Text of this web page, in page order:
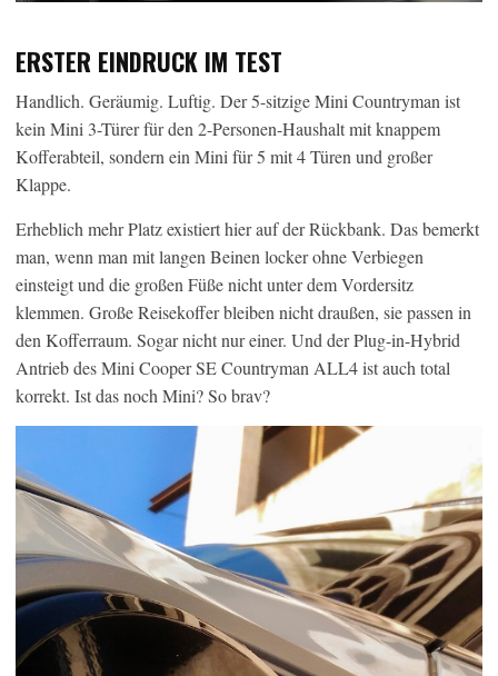
ERSTER EINDRUCK IM TEST
Handlich. Geräumig. Luftig. Der 5-sitzige Mini Countryman ist
kein Mini 3-Türer für den 2-Personen-Haushalt mit knappem
Kofferabteil, sondern ein Mini für 5 mit 4 Türen und großer
Klappe.
Erheblich mehr Platz existiert hier auf der Rückbank. Das bemerkt
man, wenn man mit langen Beinen locker ohne Verbiegen
einsteigt und die großen Füße nicht unter dem Vordersitz
klemmen. Große Reisekoffer bleiben nicht draußen, sie passen in
den Kofferraum. Sogar nicht nur einer. Und der Plug-in-Hybrid
Antrieb des Mini Cooper SE Countryman ALL4 ist auch total
korrekt. Ist das noch Mini? So brav?